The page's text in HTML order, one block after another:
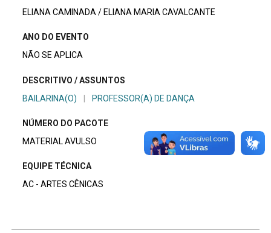
ELIANA CAMINADA / ELIANA MARIA CAVALCANTE
ANO DO EVENTO
NÃO SE APLICA
DESCRITIVO / ASSUNTOS
BAILARINA(O)
PROFESSOR(A) DE DANÇA
NÚMERO DO PACOTE
MATERIAL AVULSO
EQUIPE TÉCNICA
AC - ARTES CÊNICAS